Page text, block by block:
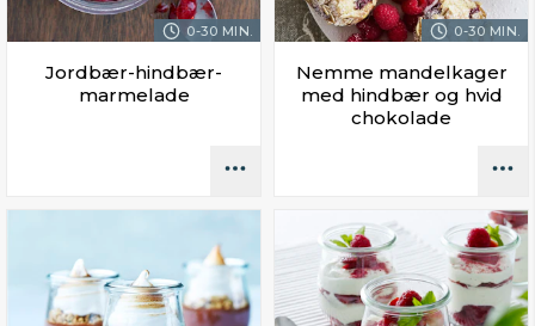
0-30 MIN.
Jordbær-hindbær-
marmelade
0-30 MIN.
Nemme mandelkager
med hindbær og hvid
chokolade